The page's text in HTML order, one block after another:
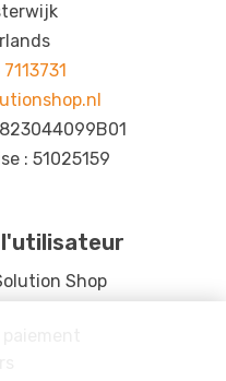
: 51025159
Shop